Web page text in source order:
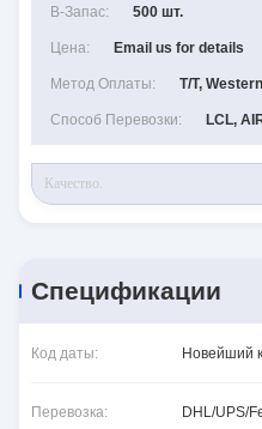
В-Запас: 500 шт.
Цена: Email us for details
Метод Оплаты: T/T,
Способ Перевозки: LCL,
Спецификации
Код даты: Новейший
Перевозка: DHL/UPS/